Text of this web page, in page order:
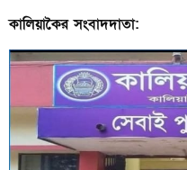
কালিয়াকৈর সংবাদদাতা: